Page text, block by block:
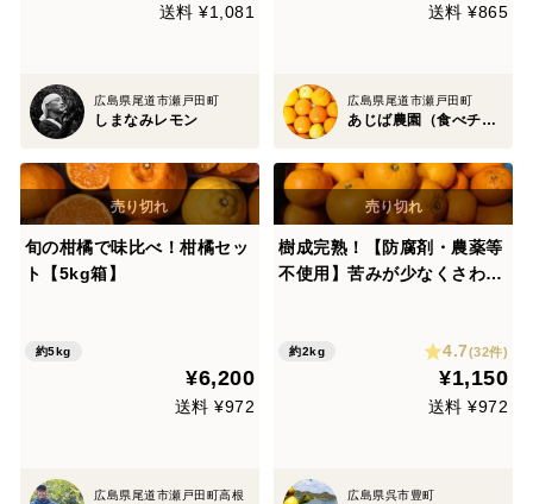
送料 ¥1,081
広島県尾道市瀬戸田町
しまなみレモン
送料 ¥865
広島県尾道市瀬戸田町
あじば農園（食べチョク）
旬の柑橘で味比べ！柑橘セッ
ト【5kg箱】
約5kg
¥6,200
送料 ¥972
広島県尾道市瀬戸田町高根
樹成完熟！【防腐剤・農薬等
不使用】苦みが少なくさわや
約2kg 4.7(32件)
¥1,150
送料 ¥972
広島県呉市豊町